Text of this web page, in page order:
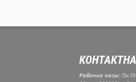
Рабочие часы:Пн-